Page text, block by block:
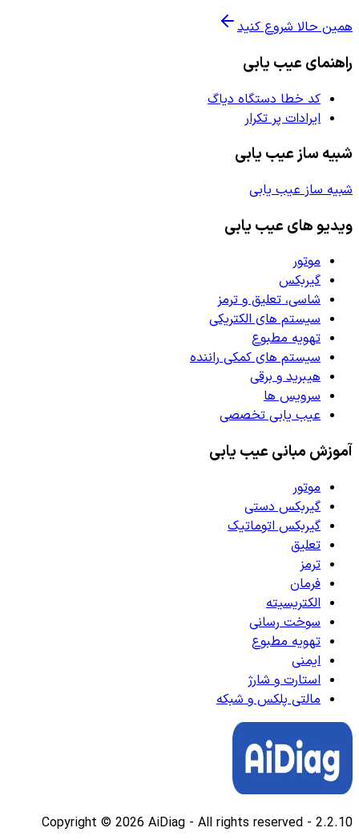
همین حالا شروع کنید
راهنمای عیب یابی
کد خطا دستگاه دیاگ
ایرادات پر تکرار
شبیه ساز عیب یابی
شبیه ساز عیب یابی
ویدیو های عیب یابی
موتور
گیربکس
شاسی، تعلیق و ترمز
سیستم های الکتریکی
تهویه مطبوع
سیستم های کمکی راننده
هیبرید و برقی
سرویس ها
عیب یابی تخصصی
آموزش مبانی عیب یابی
موتور
گیربکس دستی
گیربکس اتوماتیک
تعلیق
ترمز
فرمان
الکتریسیته
سوخت رسانی
تهویه مطبوع
ایمنی
استارت و شارژ
مالتی پلکس و شبکه
Copyright © 2026 AiDiag - All rights reserved - 2.2.10